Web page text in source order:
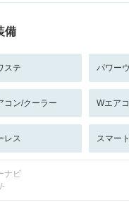
備
ステ パワー
コン/クーラー Wエア
レス スマー
ナビ